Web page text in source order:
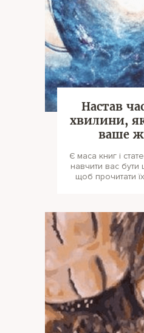
Настав
хвилини,
ваше
Є маса книг і
навчити вас
щоб прочитати